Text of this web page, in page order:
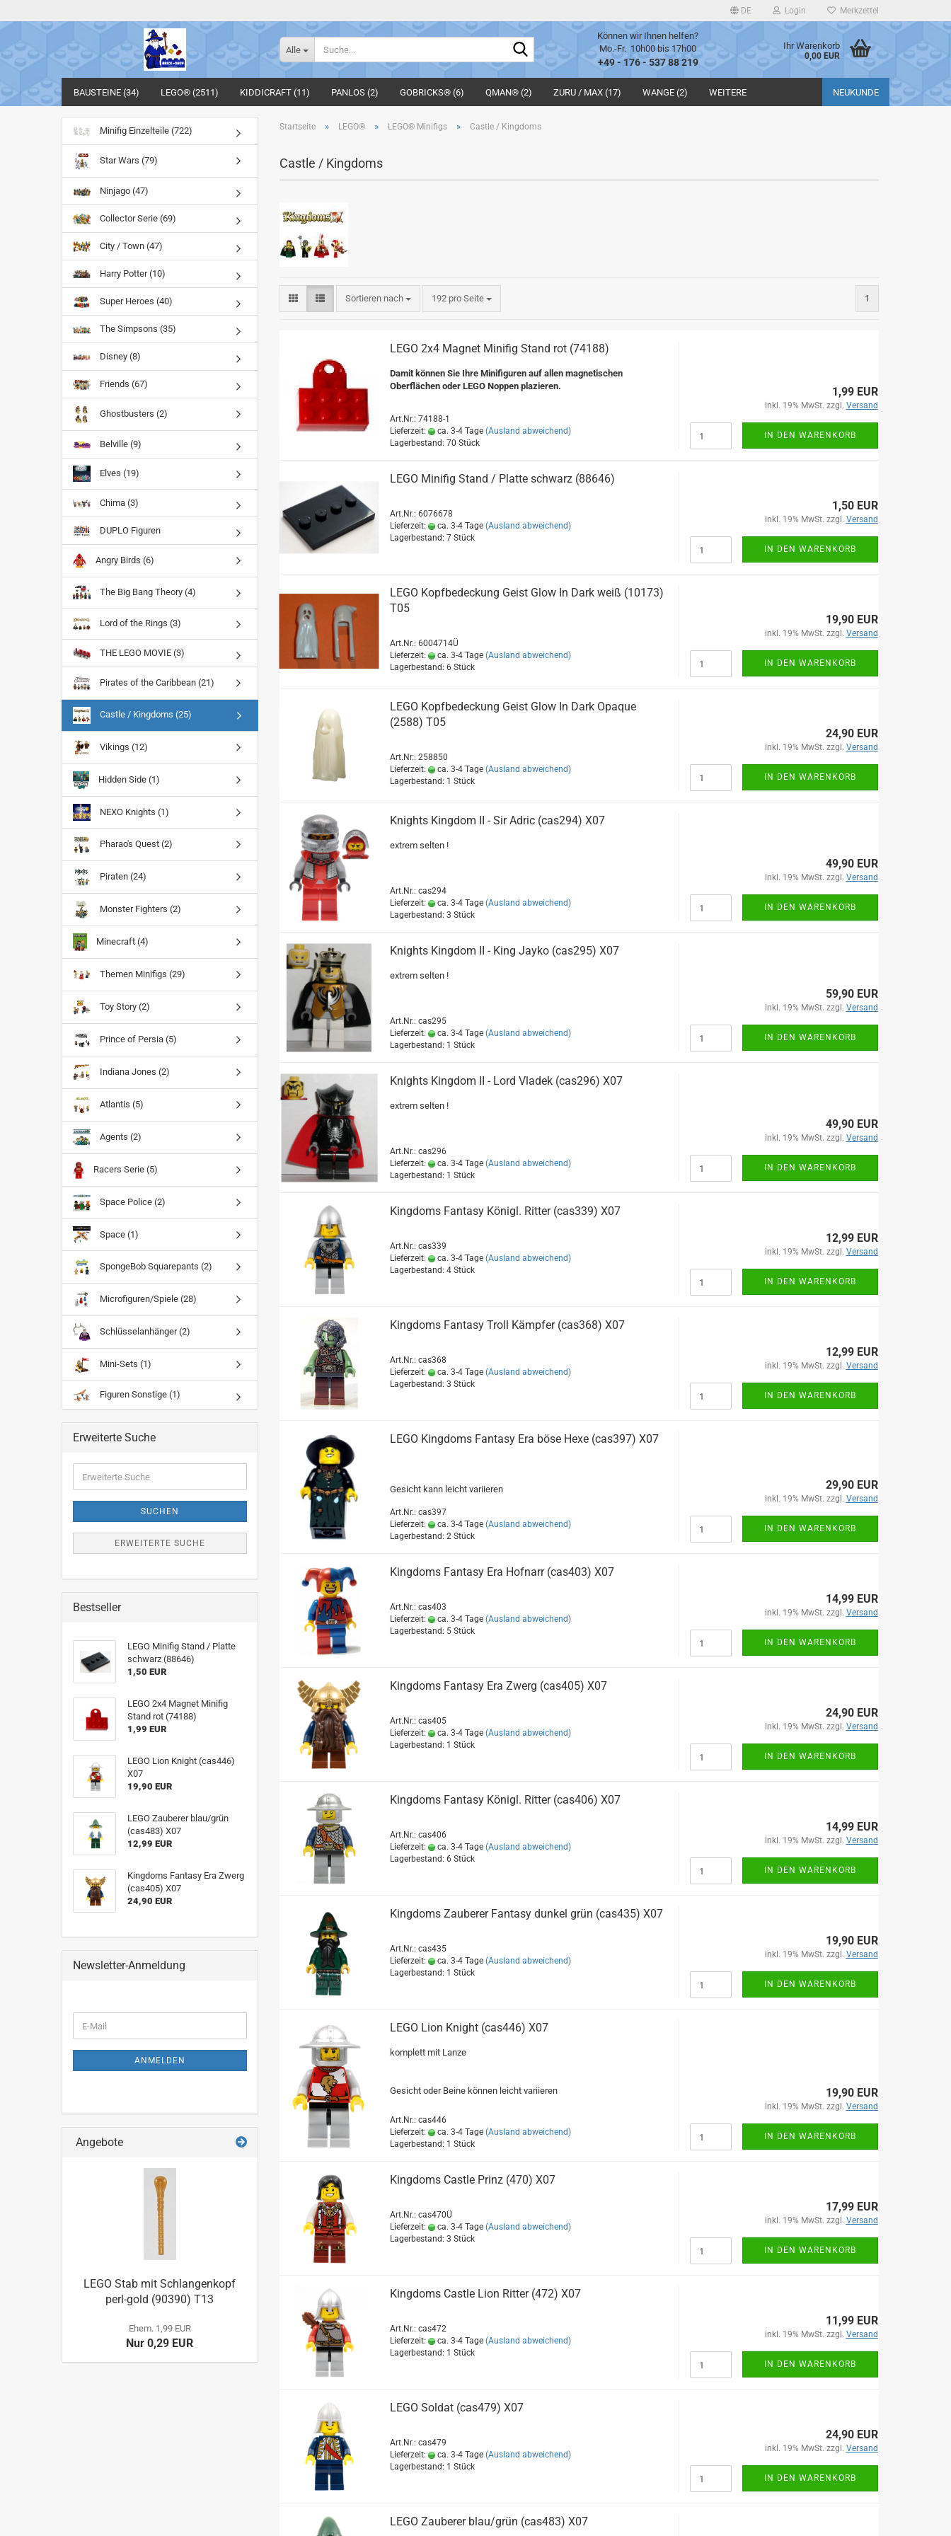
DE Login Merkzettel
Alle
Suche...
Können wir Ihnen helfen?
Mo.-Fr. 10h00 bis 17h00
+49 - 176 - 537 88 219
Ihr Warenkorb
0,00 EUR
BAUSTEINE (34) LEGO® (2511) KIDDICRAFT (11) PANLOS (2) GOBRICKS® (6) QMAN® (2) ZURU / MAX (17) WANGE (2) NEUKUNDE
WEITERE
Startseite » LEGO® » LEGO® Minifigs » Castle / Kingdoms
Castle / Kingdoms
Sortieren nach
Sortieren nach 192 pro Seite
pro Seite 1
LEGO 2x4 Magnet Minifig Stand rot (74188)
Damit können Sie Ihre Minifiguren auf allen magnetischen
Oberflächen oder LEGO Noppen plazieren.
Art.Nr.: 74188-1
Lieferzeit:
ca. 3-4 Tage (Ausland abweichend)
Lagerbestand: 70 Stück
1,99 EUR
inkl. 19% MwSt. zzgl. Versand
IN DEN WARENKORB
LEGO Minifig Stand / Platte schwarz (88646)
Art.Nr.: 6076678
Lieferzeit:
ca. 3-4 Tage (Ausland abweichend)
Lagerbestand: 7 Stück
1,50 EUR
inkl. 19% MwSt. zzgl. Versand
IN DEN WARENKORB
LEGO Kopfbedeckung Geist Glow In Dark weiß (10173)
T05
Art.Nr.: 6004714Ü
Lieferzeit:
ca. 3-4 Tage (Ausland abweichend)
Lagerbestand: 6 Stück
19,90 EUR
inkl. 19% MwSt. zzgl. Versand
IN DEN WARENKORB
LEGO Kopfbedeckung Geist Glow In Dark Opaque
(2588) T05
Art.Nr.: 258850
Lieferzeit:
ca. 3-4 Tage (Ausland abweichend)
Lagerbestand: 1 Stück
24,90 EUR
inkl. 19% MwSt. zzgl. Versand
IN DEN WARENKORB
Knights Kingdom II - Sir Adric (cas294) X07
extrem selten !
Art.Nr.: cas294
Lieferzeit:
ca. 3-4 Tage (Ausland abweichend)
Lagerbestand: 3 Stück
49,90 EUR
inkl. 19% MwSt. zzgl. Versand
IN DEN WARENKORB
Knights Kingdom II - King Jayko (cas295) X07
extrem selten !
Art.Nr.: cas295
Lieferzeit:
ca. 3-4 Tage (Ausland abweichend)
Lagerbestand: 1 Stück
59,90 EUR
inkl. 19% MwSt. zzgl. Versand
IN DEN WARENKORB
Knights Kingdom II - Lord Vladek (cas296) X07
extrem selten !
Art.Nr.: cas296
Lieferzeit:
ca. 3-4 Tage (Ausland abweichend)
Lagerbestand: 1 Stück
49,90 EUR
inkl. 19% MwSt. zzgl. Versand
IN DEN WARENKORB
Kingdoms Fantasy Königl. Ritter (cas339) X07
Art.Nr.: cas339
Lieferzeit:
ca. 3-4 Tage (Ausland abweichend)
Lagerbestand: 4 Stück
12,99 EUR
inkl. 19% MwSt. zzgl. Versand
IN DEN WARENKORB
Kingdoms Fantasy Troll Kämpfer (cas368) X07
Art.Nr.: cas368
Lieferzeit:
ca. 3-4 Tage (Ausland abweichend)
Lagerbestand: 3 Stück
12,99 EUR
inkl. 19% MwSt. zzgl. Versand
IN DEN WARENKORB
LEGO Kingdoms Fantasy Era böse Hexe (cas397) X07
Gesicht kann leicht variieren
Art.Nr.: cas397
Lieferzeit:
ca. 3-4 Tage (Ausland abweichend)
Lagerbestand: 2 Stück
29,90 EUR
inkl. 19% MwSt. zzgl. Versand
IN DEN WARENKORB
Kingdoms Fantasy Era Hofnarr (cas403) X07
Art.Nr.: cas403
Lieferzeit:
ca. 3-4 Tage (Ausland abweichend)
Lagerbestand: 5 Stück
14,99 EUR
inkl. 19% MwSt. zzgl. Versand
IN DEN WARENKORB
Kingdoms Fantasy Era Zwerg (cas405) X07
Art.Nr.: cas405
Lieferzeit:
ca. 3-4 Tage (Ausland abweichend)
Lagerbestand: 1 Stück
24,90 EUR
inkl. 19% MwSt. zzgl. Versand
IN DEN WARENKORB
Kingdoms Fantasy Königl. Ritter (cas406) X07
Art.Nr.: cas406
Lieferzeit:
ca. 3-4 Tage (Ausland abweichend)
Lagerbestand: 6 Stück
14,99 EUR
inkl. 19% MwSt. zzgl. Versand
IN DEN WARENKORB
Kingdoms Zauberer Fantasy dunkel grün (cas435) X07
Art.Nr.: cas435
Lieferzeit:
ca. 3-4 Tage (Ausland abweichend)
Lagerbestand: 1 Stück
19,90 EUR
inkl. 19% MwSt. zzgl. Versand
IN DEN WARENKORB
LEGO Lion Knight (cas446) X07
komplett mit Lanze
Gesicht oder Beine können leicht variieren
Art.Nr.: cas446
Lieferzeit:
ca. 3-4 Tage (Ausland abweichend)
Lagerbestand: 1 Stück
19,90 EUR
inkl. 19% MwSt. zzgl. Versand
IN DEN WARENKORB
Kingdoms Castle Prinz (470) X07
Art.Nr.: cas470Ü
Lieferzeit:
ca. 3-4 Tage (Ausland abweichend)
Lagerbestand: 3 Stück
17,99 EUR
inkl. 19% MwSt. zzgl. Versand
IN DEN WARENKORB
Kingdoms Castle Lion Ritter (472) X07
Art.Nr.: cas472
Lieferzeit:
ca. 3-4 Tage (Ausland abweichend)
Lagerbestand: 1 Stück
11,99 EUR
inkl. 19% MwSt. zzgl. Versand
IN DEN WARENKORB
LEGO Soldat (cas479) X07
Art.Nr.: cas479
Lieferzeit:
ca. 3-4 Tage (Ausland abweichend)
Lagerbestand: 1 Stück
24,90 EUR
inkl. 19% MwSt. zzgl. Versand
IN DEN WARENKORB
LEGO Zauberer blau/grün (cas483) X07
Minifig Einzelteile (722)
Star Wars (79)
Ninjago (47)
Collector Serie (69)
City / Town (47)
Harry Potter (10)
Super Heroes (40)
The Simpsons (35)
Disney (8)
Friends (67)
Ghostbusters (2)
Belville (9)
Elves (19)
Chima (3)
DUPLO Figuren
Angry Birds (6)
The Big Bang Theory (4)
Lord of the Rings (3)
THE LEGO MOVIE (3)
Pirates of the Caribbean (21)
Castle / Kingdoms (25)
Vikings (12)
Hidden Side (1)
NEXO Knights (1)
Pharao's Quest (2)
Piraten (24)
Monster Fighters (2)
Minecraft (4)
Themen Minifigs (29)
Toy Story (2)
Prince of Persia (5)
Indiana Jones (2)
Atlantis (5)
Agents (2)
Racers Serie (5)
Space Police (2)
Space (1)
SpongeBob Squarepants (2)
Microfiguren/Spiele (28)
Schlüsselanhänger (2)
Mini-Sets (1)
Figuren Sonstige (1)
Erweiterte Suche
Suche
SUCHEN
ERWEITERTE SUCHE
Bestseller
LEGO Minifig Stand / Platte
schwarz (88646)
1,50 EUR
LEGO 2x4 Magnet Minifig
Stand rot (74188)
1,99 EUR
LEGO Lion Knight (cas446)
X07
19,90 EUR
LEGO Zauberer blau/grün
(cas483) X07
12,99 EUR
Kingdoms Fantasy Era Zwerg
(cas405) X07
24,90 EUR
Newsletter-Anmeldung
ZUR
E-
Mail
ANMELDEN
Angebote
LEGO Stab mit Schlangenkopf
perl-gold (90390) T13
Ehem. 1,99 EUR
Nur 0,29 EUR